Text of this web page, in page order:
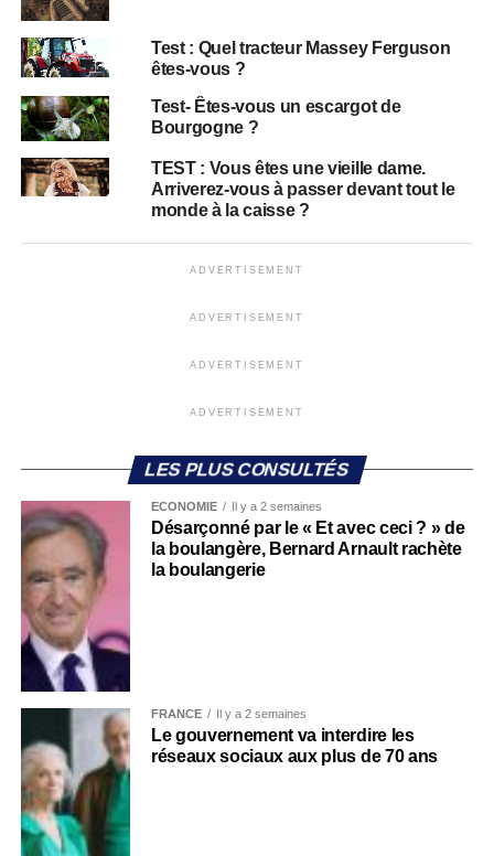
Test : Quel tracteur Massey Ferguson
êtes-vous ?
Test- Êtes-vous un escargot de
Bourgogne ?
TEST : Vous êtes une vieille dame.
Arriverez-vous à passer devant tout le
monde à la caisse ?
ADVERTISEMENT
ADVERTISEMENT
ADVERTISEMENT
ADVERTISEMENT
LES PLUS CONSULTÉS
ECONOMIE Il y a 2 semaines
Désarçonné par le « Et avec ceci ? » de
la boulangère, Bernard Arnault rachète
la boulangerie
FRANCE Il y a 2 semaines
Le gouvernement va interdire les
réseaux sociaux aux plus de 70 ans